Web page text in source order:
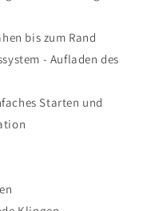
bis zum Rand
- Aufladen des
Starten und